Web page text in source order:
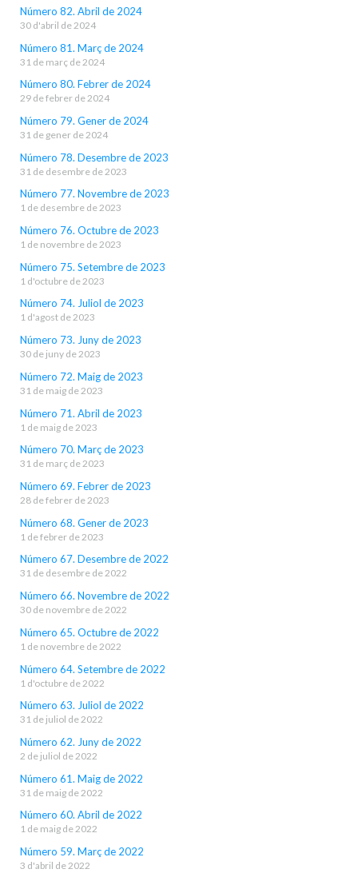
Número 82. Abril de 2024
30 d'abril de 2024
Número 81. Març de 2024
31 de març de 2024
Número 80. Febrer de 2024
29 de febrer de 2024
Número 79. Gener de 2024
31 de gener de 2024
Número 78. Desembre de 2023
31 de desembre de 2023
Número 77. Novembre de 2023
1 de desembre de 2023
Número 76. Octubre de 2023
1 de novembre de 2023
Número 75. Setembre de 2023
1 d'octubre de 2023
Número 74. Juliol de 2023
1 d'agost de 2023
Número 73. Juny de 2023
30 de juny de 2023
Número 72. Maig de 2023
31 de maig de 2023
Número 71. Abril de 2023
1 de maig de 2023
Número 70. Març de 2023
31 de març de 2023
Número 69. Febrer de 2023
28 de febrer de 2023
Número 68. Gener de 2023
1 de febrer de 2023
Número 67. Desembre de 2022
31 de desembre de 2022
Número 66. Novembre de 2022
30 de novembre de 2022
Número 65. Octubre de 2022
1 de novembre de 2022
Número 64. Setembre de 2022
1 d'octubre de 2022
Número 63. Juliol de 2022
31 de juliol de 2022
Número 62. Juny de 2022
2 de juliol de 2022
Número 61. Maig de 2022
31 de maig de 2022
Número 60. Abril de 2022
1 de maig de 2022
Número 59. Març de 2022
3 d'abril de 2022